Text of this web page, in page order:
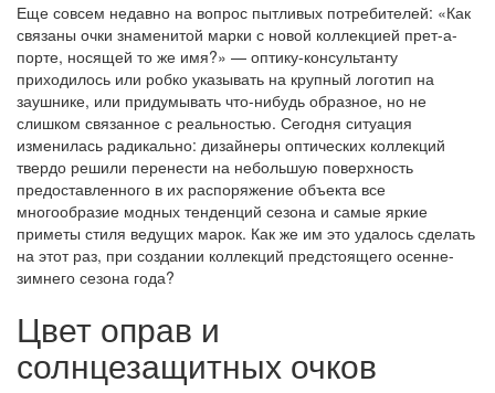
Еще совсем недавно на вопрос пытливых потребителей: «Как
связаны очки знаменитой марки с новой коллекцией прет-а-
порте, носящей то же имя?» — оптику-консультанту
приходилось или робко указывать на крупный логотип на
заушнике, или придумывать что-нибудь образное, но не
слишком связанное с реальностью. Сегодня ситуация
изменилась радикально: дизайнеры оптических коллекций
твердо решили перенести на небольшую поверхность
предоставленного в их распоряжение объекта все
многообразие модных тенденций сезона и самые яркие
приметы стиля ведущих марок. Как же им это удалось сделать
на этот раз, при создании коллекций предстоящего осенне-
зимнего сезона года?
Цвет оправ и
солнцезащитных очков